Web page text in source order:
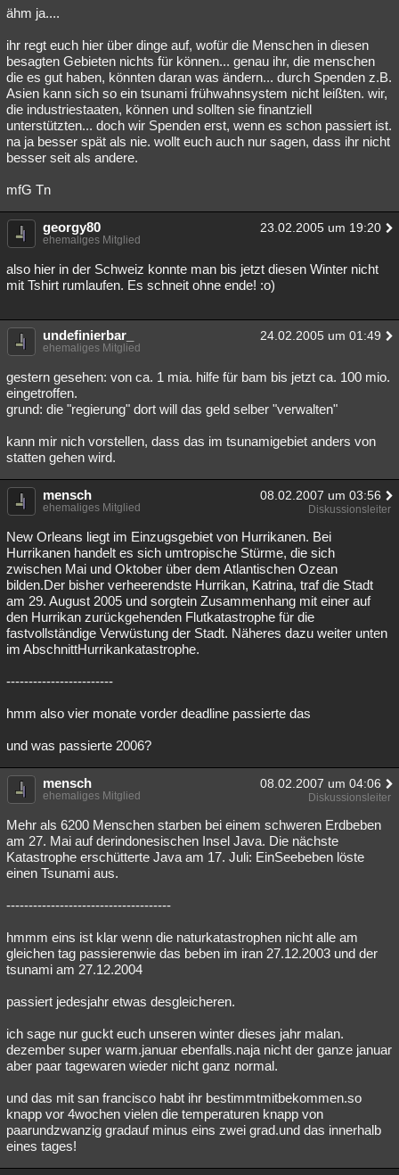
ähm ja....
ihr regt euch hier über dinge auf, wofür die Menschen in diesen
besagten Gebieten nichts für können... genau ihr, die menschen
die es gut haben, könnten daran was ändern... durch Spenden z.B.
Asien kann sich so ein tsunami frühwahnsystem nicht leißten. wir,
die industriestaaten, können und sollten sie finantziell
unterstützten... doch wir Spenden erst, wenn es schon passiert ist.
na ja besser spät als nie. wollt euch auch nur sagen, dass ihr nicht
besser seit als andere.
mfG Tn
georgy80 23.02.2005 um 19:20
ehemaliges Mitglied
also hier in der Schweiz konnte man bis jetzt diesen Winter nicht
mit Tshirt rumlaufen. Es schneit ohne ende! :o)
undefinierbar_ 24.02.2005 um 01:49
ehemaliges Mitglied
gestern gesehen: von ca. 1 mia. hilfe für bam bis jetzt ca. 100 mio.
eingetroffen.
grund: die "regierung" dort will das geld selber "verwalten"
kann mir nich vorstellen, dass das im tsunamigebiet anders von
statten gehen wird.
mensch 08.02.2007 um 03:56
ehemaliges Mitglied Diskussionsleiter
New Orleans liegt im Einzugsgebiet von Hurrikanen. Bei
Hurrikanen handelt es sich umtropische Stürme, die sich
zwischen Mai und Oktober über dem Atlantischen Ozean
bilden.Der bisher verheerendste Hurrikan, Katrina, traf die Stadt
am 29. August 2005 und sorgtein Zusammenhang mit einer auf
den Hurrikan zurückgehenden Flutkatastrophe für die
fastvollständige Verwüstung der Stadt. Näheres dazu weiter unten
im AbschnittHurrikankatastrophe.
------------------------
hmm also vier monate vorder deadline passierte das
und was passierte 2006?
mensch 08.02.2007 um 04:06
ehemaliges Mitglied Diskussionsleiter
Mehr als 6200 Menschen starben bei einem schweren Erdbeben
am 27. Mai auf derindonesischen Insel Java. Die nächste
Katastrophe erschütterte Java am 17. Juli: EinSeebeben löste
einen Tsunami aus.
-------------------------------------
hmmm eins ist klar wenn die naturkatastrophen nicht alle am
gleichen tag passierenwie das beben im iran 27.12.2003 und der
tsunami am 27.12.2004
passiert jedesjahr etwas desgleicheren.
ich sage nur guckt euch unseren winter dieses jahr malan.
dezember super warm.januar ebenfalls.naja nicht der ganze januar
aber paar tagewaren wieder nicht ganz normal.
und das mit san francisco habt ihr bestimmtmitbekommen.so
knapp vor 4wochen vielen die temperaturen knapp von
paarundzwanzig gradauf minus eins zwei grad.und das innerhalb
eines tages!